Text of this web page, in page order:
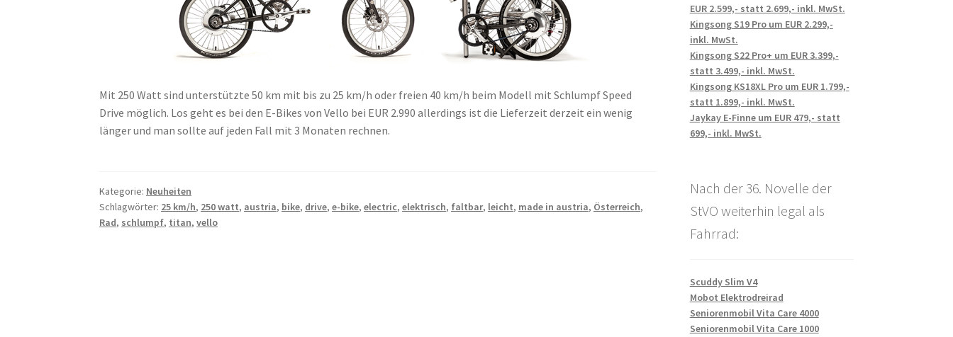
Mit 250 Watt sind unterstützte 50 km mit bis zu 25 km/h oder freien 40 km/h beim Modell mit Schlumpf Speed
Drive möglich. Los geht es bei den E-Bikes von Vello bei EUR 2.990 allerdings ist die Lieferzeit derzeit ein wenig
länger und man sollte auf jeden Fall mit 3 Monaten rechnen.
Kategorie: Neuheiten
Schlagwörter: 25 km/h, 250 watt, austria, bike, drive,e-bike,electric,elektrisch, faltbar, leicht, made in austria, Österreich,
Rad, schlumpf, titan,vello
EUR 2.599,- statt 2.699,- inkl. MwSt.
Kingsong S19 Pro um EUR 2.299,-
inkl. MwSt.
Kingsong S22 Pro+ um EUR 3.399,-
statt 3.499,- inkl. MwSt.
Kingsong KS18XL Pro um EUR 1.799,-
statt 1.899,- inkl. MwSt.
Jaykay E-Finne um EUR 479,- statt
699,- inkl. MwSt.
Nach der 36. Novelle der
StVO weiterhin legal als
Fahrrad:
Scuddy Slim V4
Mobot Elektrodreirad
Seniorenmobil Vita Care 4000
Seniorenmobil Vita Care 1000